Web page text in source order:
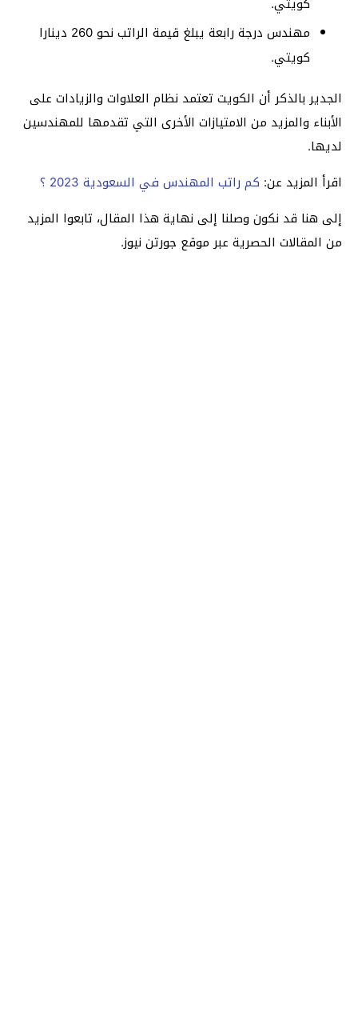
مهندس درجة رابعة يبلغ قيمة الراتب نحو 260 دينارا
كويتي.
الجدير بالذكر أن الكويت تعتمد نظام العلاوات والزيادات على
الأبناء والمزيد من الامتيازات الأخرى التي تقدمها للمهندسين
لديها.
اقرأ المزيد عن: كم راتب المهندس في السعودية 2023 ؟
إلى هنا قد نكون وصلنا إلى نهاية هذا المقال، تابعوا المزيد
من المقالات الحصرية عبر موقع جورتن نيوز.